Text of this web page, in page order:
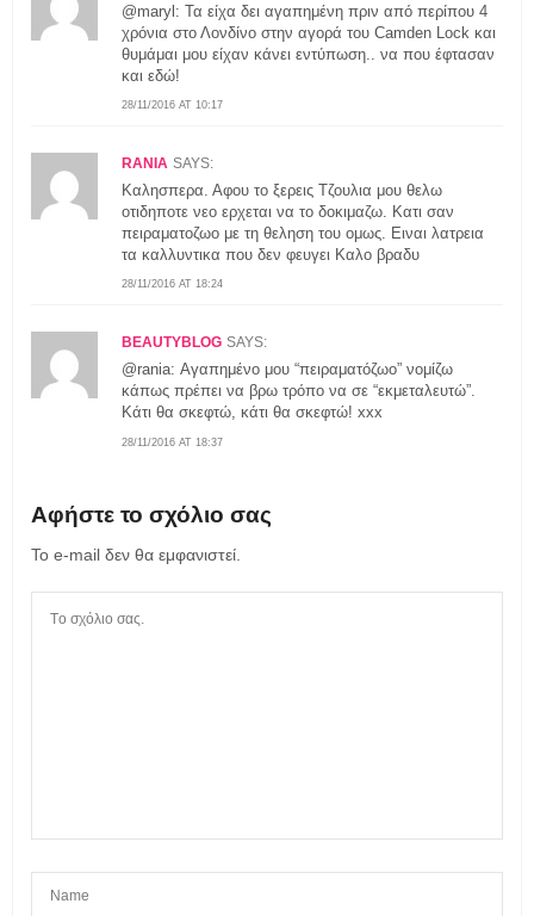
28/11/2016 AT 10:17
@maryl: Τα είχα δει αγαπημένη πριν από περίπου 4
χρόνια στο Λονδίνο στην αγορά του Camden Lock και
θυμάμαι μου είχαν κάνει εντύπωση.. να που έφτασαν
και εδώ!
RANIA SAYS:
28/11/2016 AT 18:24
Καλησπερα. Αφου το ξερεις Τζουλια μου θελω
οτιδηποτε νεο ερχεται να το δοκιμαζω. Κατι σαν
πειραματοζωο με τη θεληση του ομως. Ειναι λατρεια
τα καλλυντικα που δεν φευγει Καλο βραδυ
BEAUTYBLOG SAYS:
28/11/2016 AT 18:37
@rania: Αγαπημένο μου “πειραματόζωο” νομίζω
κάπως πρέπει να βρω τρόπο να σε “εκμεταλευτώ”.
Κάτι θα σκεφτώ, κάτι θα σκεφτώ! xxx
Αφήστε το σχόλιο σας
Το e-mail δεν θα εμφανιστεί.